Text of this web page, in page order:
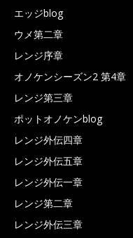
エッジblog
ウメ第二章
レンジ序章
オノケンシーズン2 第4章
レンジ第三章
ポットオノケンblog
レンジ外伝四章
レンジ外伝五章
レンジ外伝一章
レンジ第二章
レンジ外伝三章